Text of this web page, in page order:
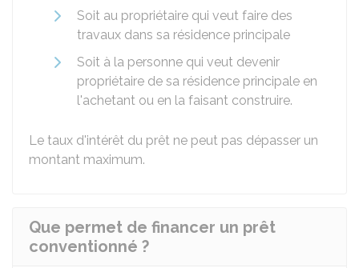
Soit au propriétaire qui veut faire des
travaux dans sa résidence principale
Soit à la personne qui veut devenir
propriétaire de sa résidence principale en
l'achetant ou en la faisant construire.
Le taux d'intérêt du prêt ne peut pas dépasser un
montant maximum.
Que permet de financer un prêt
conventionné ?